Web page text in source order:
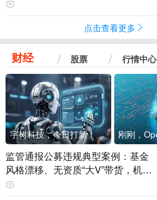
点击查看更多
财经 股票 行情中心
宇树科技，今日打新！
监管通报公募违规典型案例：基金
风格漂移、无资质“大V”带货，机构
被暂停新产品注册3个月